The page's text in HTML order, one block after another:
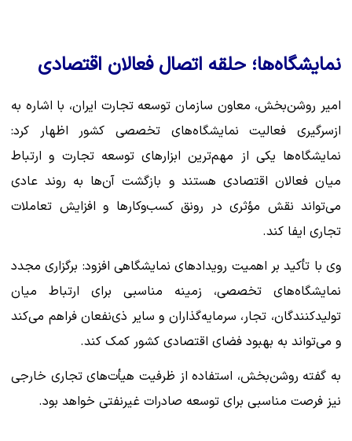
نمایشگاه‌ها؛ حلقه اتصال فعالان اقتصادی
امیر روشن‌بخش، معاون سازمان توسعه تجارت ایران، با اشاره به
ازسرگیری فعالیت نمایشگاه‌های تخصصی کشور اظهار کرد:
نمایشگاه‌ها یکی از مهم‌ترین ابزارهای توسعه تجارت و ارتباط
میان فعالان اقتصادی هستند و بازگشت آن‌ها به روند عادی
می‌تواند نقش مؤثری در رونق کسب‌وکارها و افزایش تعاملات
تجاری ایفا کند.
وی با تأکید بر اهمیت رویدادهای نمایشگاهی افزود: برگزاری مجدد
نمایشگاه‌های تخصصی، زمینه مناسبی برای ارتباط میان
تولیدکنندگان، تجار، سرمایه‌گذاران و سایر ذی‌نفعان فراهم می‌کند
و می‌تواند به بهبود فضای اقتصادی کشور کمک کند.
به گفته روشن‌بخش، استفاده از ظرفیت هیأت‌های تجاری خارجی
نیز فرصت مناسبی برای توسعه صادرات غیرنفتی خواهد بود.